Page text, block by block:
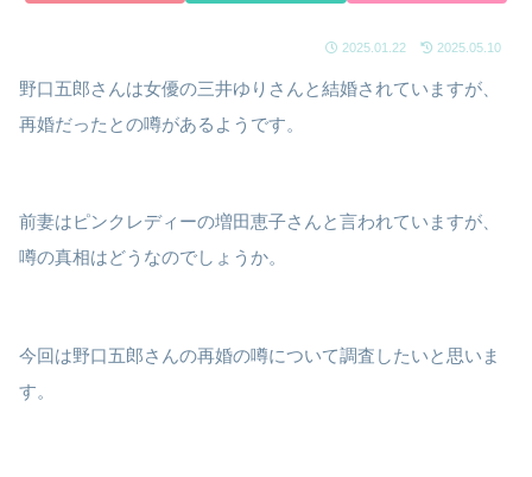
2025.01.22 2025.05.10
野口五郎さんは女優の三井ゆりさんと結婚されていますが、
再婚だったとの噂があるようです。
前妻はピンクレディーの増田恵子さんと言われていますが、
噂の真相はどうなのでしょうか。
今回は野口五郎さんの再婚の噂について調査したいと思いま
す。